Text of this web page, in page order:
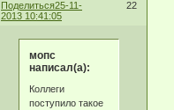
Поделиться 22
25-11-
2013 10:41:05
мопс
написал(а):
Коллеги
поступило такое